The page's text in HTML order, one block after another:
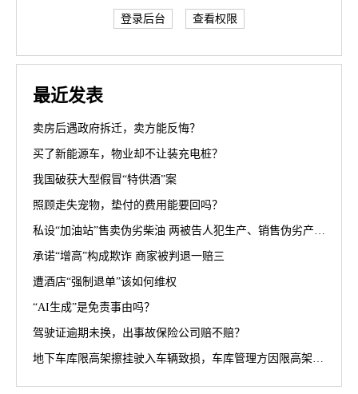
登录后台 查看权限
最近发表
卖房后遇政府拆迁，卖方能反悔？
买了新能源车，物业却不让装充电桩？
我国破获大型假冒“特供酒”案
照顾走失宠物，垫付的费用能要回吗？
私设“加油站”售卖伪劣柴油 两被告人犯生产、销售伪劣产品罪获刑罚
承诺“增高”构成欺诈 商家被判退一赔三
遭酒店“强制退单”该如何维权
“AI生成”是免责事由吗？
驾驶证逾期未换，出事故保险公司赔不赔？
地下车库限高架擦挂驶入车辆致损，车库管理方因限高架设置高度不符合规范被判担责70%